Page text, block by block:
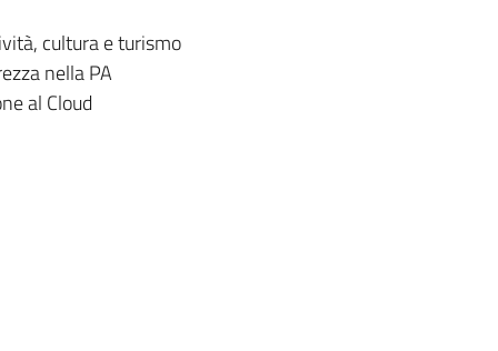
cultura e turismo
nella PA
al Cloud